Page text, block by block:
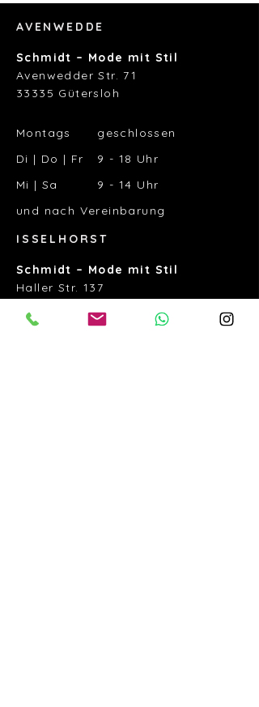
AVENWEDDE
Schmidt – Mode mit Stil
Avenwedder Str. 71
33335 Gütersloh
Montags geschlossen
Di | Do | Fr 9 - 18 Uhr
Mi | Sa 9 - 14 Uhr
und nach Vereinbarung
ISSELHORST
Schmidt – Mode mit Stil
Haller Str. 137